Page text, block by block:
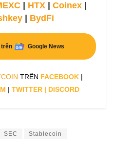
HTX Coinex
| BydFi
trên Google News
TRÊN FACEBOOK |
| TWITTER | DISCORD
SEC Stablecoin